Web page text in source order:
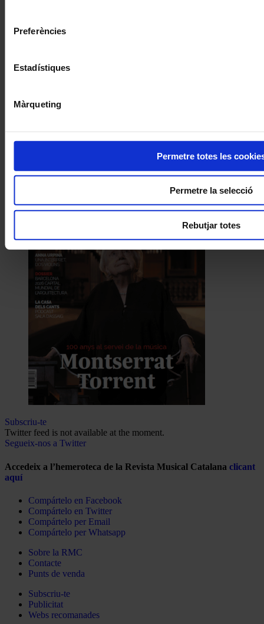
Preferències
Estadístiques
Màrqueting
Permetre totes les
Permetre la selecció
Rebutjar totes
Subscriu-te
Twitter feed is not available at the moment.
Segueix-nos a Twitter
Accedeix a l’hemeroteca de la Revista Musical Catalana clicant
aquí
Compártelo en Facebook
Compártelo en Twitter
Compártelo per Email
Compártelo per Whatsapp
Sobre la RMC
Contacte
Punts de venda
Subscriu-te
Publicitat
Webs recomanades